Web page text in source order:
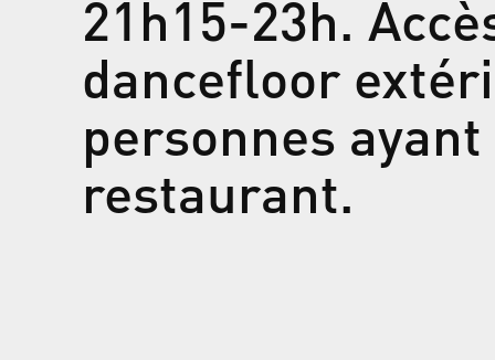
21h15-23h.
dancefloor
personnes
restaurant.